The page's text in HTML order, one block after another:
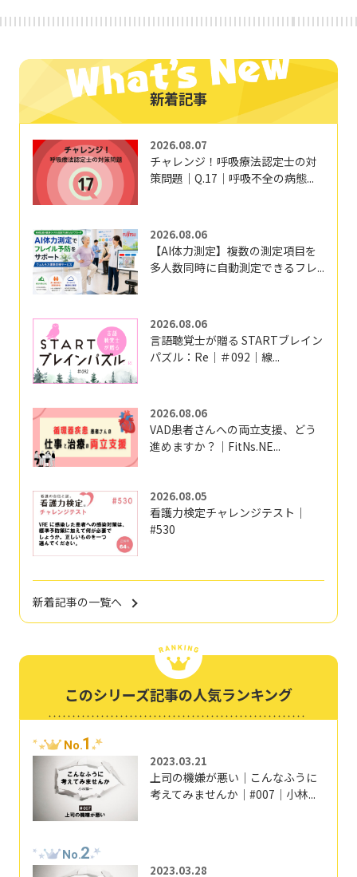
新着記事
2026.08.07
チャレンジ！呼吸療法認定士の対
策問題｜Q.17｜呼吸不全の病態...
2026.08.06
【AI体力測定】複数の測定項目を
多人数同時に自動測定できるフレ...
2026.08.06
言語聴覚士が贈る STARTブレイン
パズル：Re｜＃092｜線...
2026.08.06
VAD患者さんへの両立支援、どう
進めますか？｜FitNs.NE...
2026.08.05
看護力検定チャレンジテスト｜
#530
新着記事の一覧へ
このシリーズ記事の人気ランキング
No.1
2023.03.21
上司の機嫌が悪い｜こんなふうに
考えてみませんか｜#007｜小林...
No.2
2023.03.28